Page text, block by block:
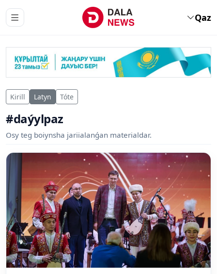
Qaz
Kirill Latyn Tóte
#daýylpaz
Osy teg boiynsha jariialanǵan materialdar.